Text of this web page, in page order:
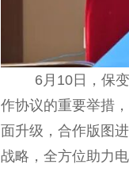
6月 10日，保
作协议的重要举措
面升级，合作版图
战略，全方位助力